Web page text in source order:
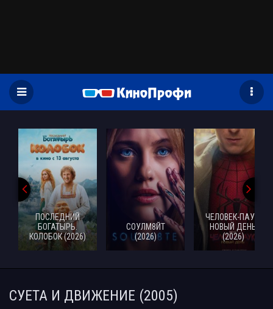
ПОСЛЕДНИЙ
БОГАТЫРЬ.
КОЛОБОК (2026)
СОУЛМ8ЙТ
(2026)
ЧЕЛОВЕК-ПАУК:
НОВЫЙ ДЕНЬ
(2026)
СУЕТА И ДВИЖЕНИЕ (2005)